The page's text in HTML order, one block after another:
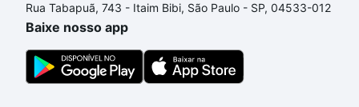
Rua Tabapuã, 743 - Itaim Bibi, São Paulo - SP, 04533-012
Baixe nosso app